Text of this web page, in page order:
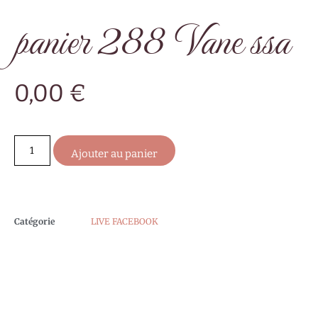
panier 288 Vane ssa
0,00 €
Ajouter au panier
Catégorie LIVE FACEBOOK